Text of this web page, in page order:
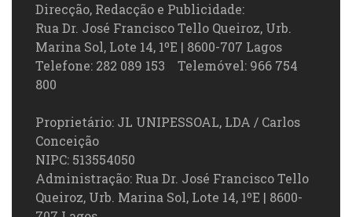
Direcção, Redacção e Publicidade:
Rua Dr. José Francisco Tello Queiroz, Urb.
Marina Sol, Lote 14, 1ºE | 8600-707 Lagos
Telefone: 282 089 153 Telemóvel: 966 754
800
Proprietário: JL UNIPESSOAL, LDA / Carlos
Conceição
NIPC: 513554050
Administração: Rua Dr. José Francisco Tello
Queiroz, Urb. Marina Sol, Lote 14, 1ºE | 8600-